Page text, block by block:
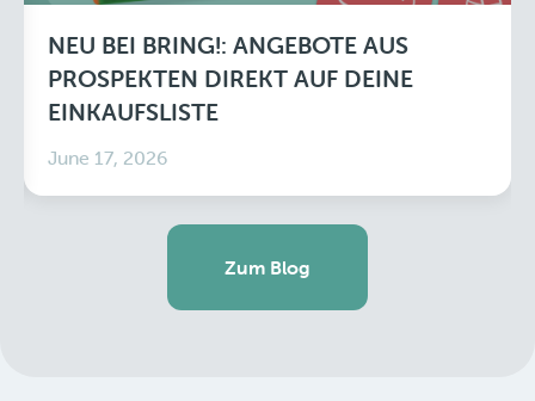
NEU BEI BRING!: ANGEBOTE AUS
PROSPEKTEN DIREKT AUF DEINE
EINKAUFSLISTE
June 17, 2026
Zum Blog